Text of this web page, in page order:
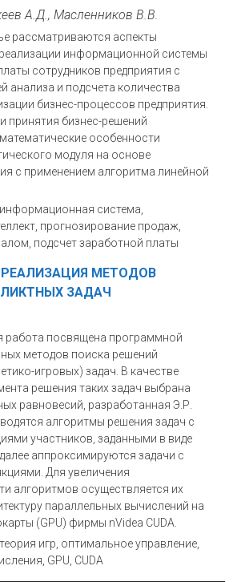
А.Д., Масленников В.В.
рассматриваются аспекты
информационной системы
сотрудников предприятия с
анализа и подсчета количества
бизнес-процессов предприятия.
принятия бизнес-решений
особенности
модуля на основе
с применением алгоритма линейной
информационная система,
прогнозирование продаж,
подсчет заработной платы
МЕТОДОВ
ЗАДАЧ
работа посвящена программной
методов поиска решений
игровых) задач. В качестве
решения таких задач выбрана
равновесий, разработанная Э.Р.
алгоритмы решения задач с
участников, заданными в виде
аппроксимируются задачи с
Для увеличения
алгоритмов осуществляется их
параллельных вычислений на
(GPU) фирмы nVidea CUDA.
теория игр, оптимальное управление,
GPU, CUDA